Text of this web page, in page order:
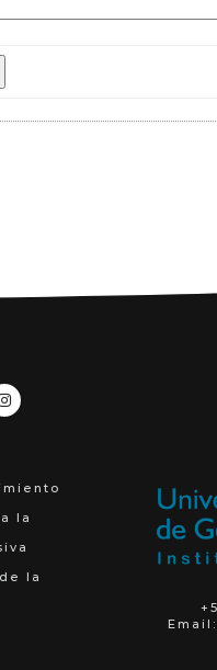
la
la
Email: